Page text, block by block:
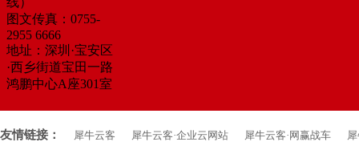
图文传真：0755-
2955 6666
地址：深圳·宝安区
·西乡街道宝田一路
鸿鹏中心A座301室
友情链接： 犀牛云客 犀牛云客·企业云网站 犀牛云客·网赢战车